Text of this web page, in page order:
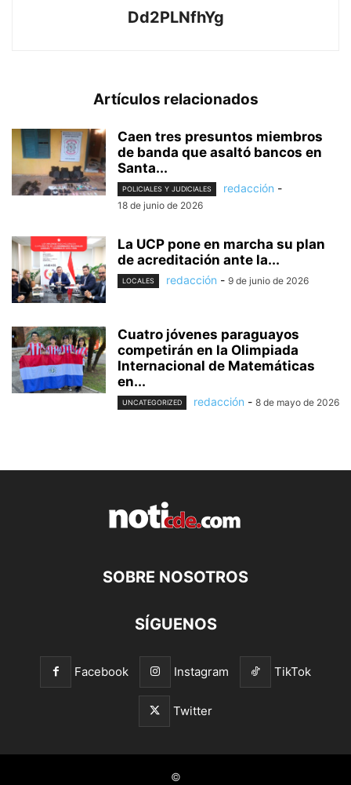
Dd2PLNfhYg
Artículos relacionados
Caen tres presuntos miembros
de banda que asaltó bancos en
Santa...
POLICIALES Y JUDICIALES redacción -
18 de junio de 2026
La UCP pone en marcha su plan
de acreditación ante la...
LOCALES redacción - 9 de junio de 2026
Cuatro jóvenes paraguayos
competirán en la Olimpiada
Internacional de Matemáticas
en...
UNCATEGORIZED redacción - 8 de mayo de 2026
SOBRE NOSOTROS
SÍGUENOS
Facebook Instagram TikTok
Twitter
©